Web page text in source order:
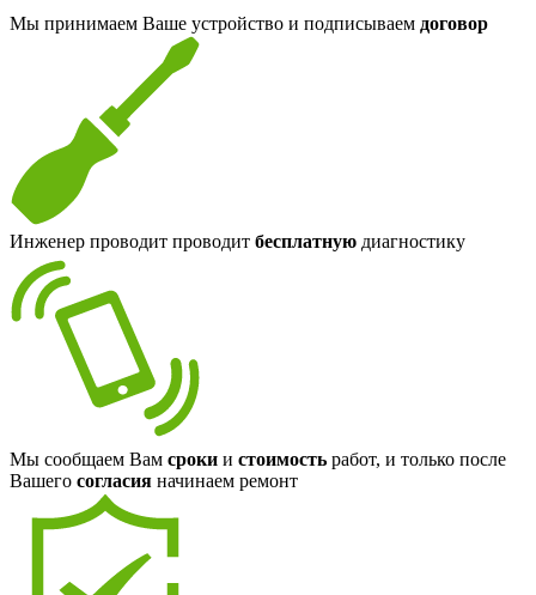
Мы принимаем Ваше устройство и подписываем договор
Инженер проводит проводит бесплатную диагностику
Мы сообщаем Вам сроки и стоимость работ, и только после
Вашего согласия начинаем ремонт